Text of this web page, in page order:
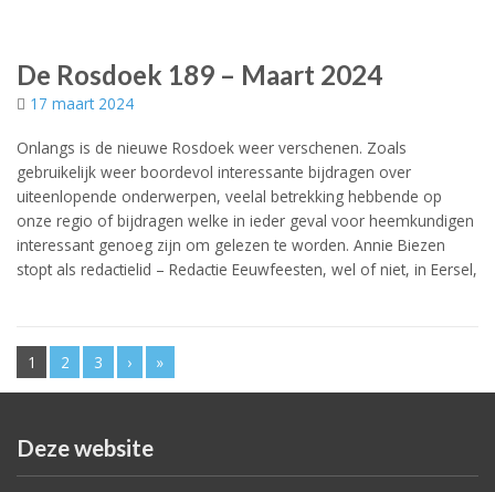
De Rosdoek 189 – Maart 2024
17 maart 2024
Onlangs is de nieuwe Rosdoek weer verschenen. Zoals
gebruikelijk weer boordevol interessante bijdragen over
uiteenlopende onderwerpen, veelal betrekking hebbende op
onze regio of bijdragen welke in ieder geval voor heemkundigen
interessant genoeg zijn om gelezen te worden. Annie Biezen
stopt als redactielid – Redactie Eeuwfeesten, wel of niet, in Eersel,
1 2 3 › »
Deze website